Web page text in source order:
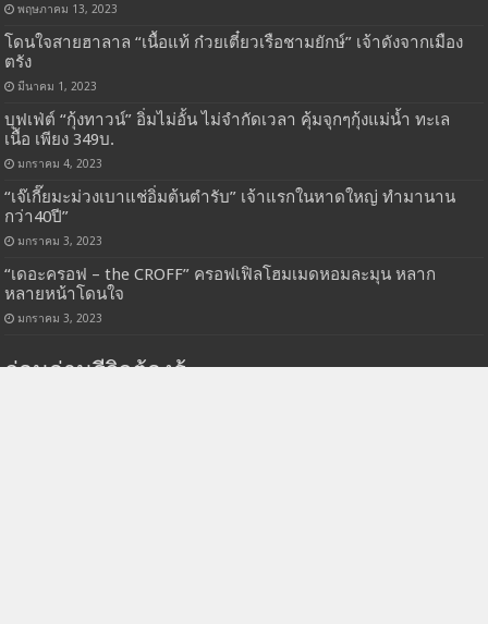
พฤษภาคม 13, 2023
โดนใจสายฮาลาล “เนื้อแท้ ก๋วยเตี๋ยวเรือชามยักษ์” เจ้าดังจากเมือง
ตรัง
มีนาคม 1, 2023
บุฟเฟ่ต์ “กุ้งทาวน์” อิ่มไม่อั้น ไม่จำกัดเวลา คุ้มจุกๆกุ้งแม่น้ำ ทะเล
เนื้อ เพียง 349บ.
มกราคม 4, 2023
“เจ๊เกี๊ยมะม่วงเบาแช่อิ่มต้นตำรับ” เจ้าแรกในหาดใหญ่ ทำมานาน
กว่า40ปี”
มกราคม 3, 2023
“เดอะครอฟ – the CROFF” ครอฟเฟิลโฮมเมดหอมละมุน หลาก
หลายหน้าโดนใจ
มกราคม 3, 2023
ก่อนอ่านรีวิวต้องรู้